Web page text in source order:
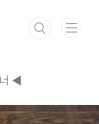
◀